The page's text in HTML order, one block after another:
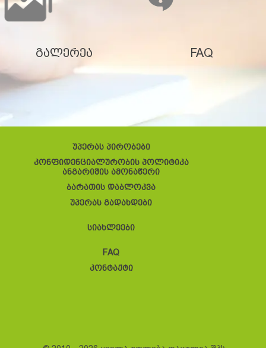
გალერეა FAQ
უპერას პირობები
კონფიდენციალურობის პოლიტიკა
ანგარიშის ამონაწერი
ბარათის დაბლოკვა
უპერას გადახდები
სიახლეები
FAQ
კონტაქტი